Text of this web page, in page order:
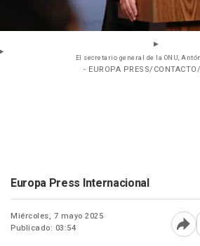
El secretario general de la ONU,
- EUROPA PRESS/
Europa Press Internacional
Miércoles, 7 mayo 2025
Publicado: 03:54